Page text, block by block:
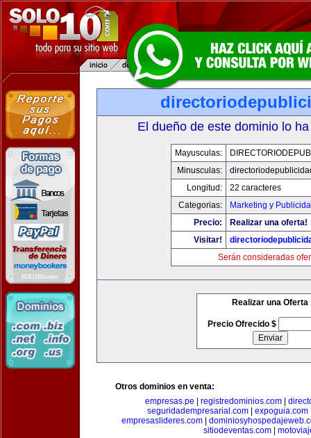
El dueño de este dominio lo
Mayusculas:
Minusculas:
Longitud:
22 caracteres
Categorias:
Marketing y
Precio:
Realizar una oferta!
Visitar!
Serán consideradas
Realizar una Oferta
Precio Ofrecido $
Otros dominios en venta:
empresas.pe
registredominios.com
seguridadempresarial.com
expoguia.com
empresaslideres.com|
sitiodeventas.com